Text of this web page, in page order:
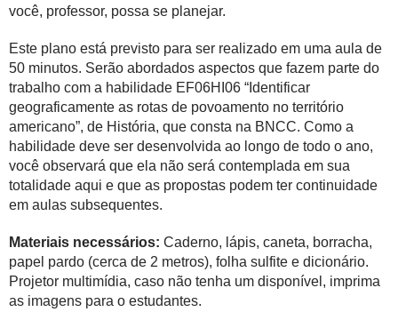
você, professor, possa se planejar.
Este plano está previsto para ser realizado em uma aula de
50 minutos. Serão abordados aspectos que fazem parte do
trabalho com a habilidade EF06HI06 “Identificar
geograficamente as rotas de povoamento no território
americano”, de História, que consta na BNCC. Como a
habilidade deve ser desenvolvida ao longo de todo o ano,
você observará que ela não será contemplada em sua
totalidade aqui e que as propostas podem ter continuidade
em aulas subsequentes.
Materiais necessários: Caderno, lápis, caneta, borracha,
papel pardo (cerca de 2 metros), folha sulfite e dicionário.
Projetor multimídia, caso não tenha um disponível, imprima
as imagens para o estudantes.